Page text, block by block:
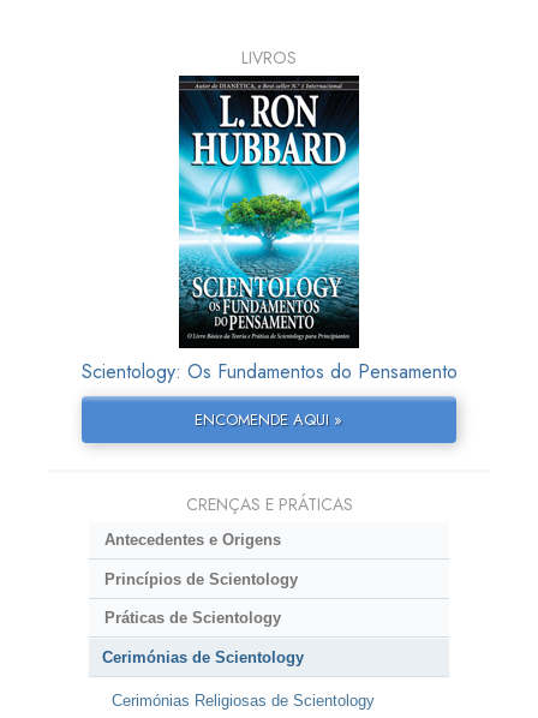
LIVROS
Scientology: Os Fundamentos do Pensamento
ENCOMENDE AQUI »
CRENÇAS E PRÁTICAS
Antecedentes e Origens
Princípios de Scientology
Práticas de Scientology
Cerimónias de Scientology
Cerimónias Religiosas de Scientology